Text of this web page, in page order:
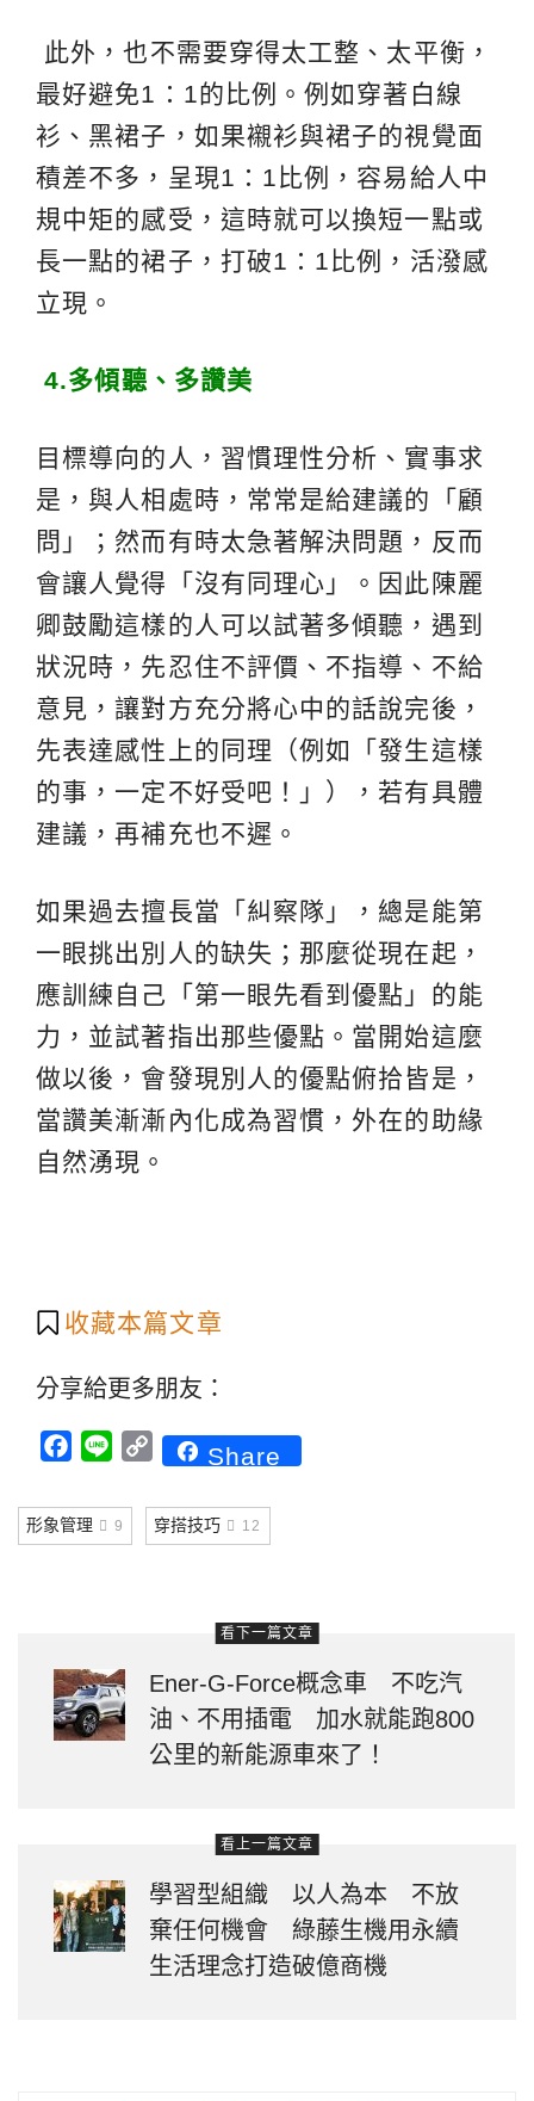
此外，也不需要穿得太工整、太平衡，
最好避免1：1的比例。例如穿著白線
衫、黑裙子，如果襯衫與裙子的視覺面
積差不多，呈現1：1比例，容易給人中
規中矩的感受，這時就可以換短一點或
長一點的裙子，打破1：1比例，活潑感
立現。
4.多傾聽、多讚美
目標導向的人，習慣理性分析、實事求
是，與人相處時，常常是給建議的「顧
問」；然而有時太急著解決問題，反而
會讓人覺得「沒有同理心」。因此陳麗
卿鼓勵這樣的人可以試著多傾聽，遇到
狀況時，先忍住不評價、不指導、不給
意見，讓對方充分將心中的話說完後，
先表達感性上的同理（例如「發生這樣
的事，一定不好受吧！」），若有具體
建議，再補充也不遲。
如果過去擅長當「糾察隊」，總是能第
一眼挑出別人的缺失；那麼從現在起，
應訓練自己「第一眼先看到優點」的能
力，並試著指出那些優點。當開始這麼
做以後，會發現別人的優點俯拾皆是，
當讚美漸漸內化成為習慣，外在的助緣
自然湧現。
收藏本篇文章
分享給更多朋友：
Facebook
Line CopyShare
形象管理 9 穿搭技巧 12
看下一篇文章
Ener-G-Force概念車 不吃汽
油、不用插電 加水就能跑800
公里的新能源車來了！
看上一篇文章
學習型組織 以人為本 不放
棄任何機會 綠藤生機用永續
生活理念打造破億商機